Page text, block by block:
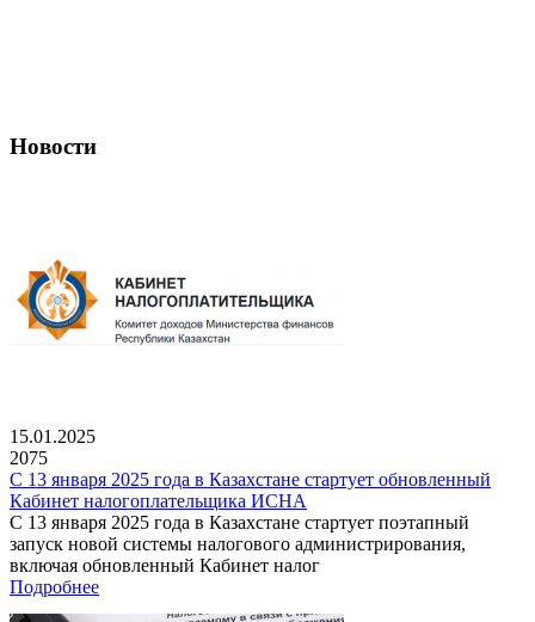
Новости
15.01.2025
2075
С 13 января 2025 года в Казахстане стартует обновленный
Кабинет налогоплательщика ИСНА
С 13 января 2025 года в Казахстане стартует поэтапный
запуск новой системы налогового администрирования,
включая обновленный Кабинет налог
Подробнее